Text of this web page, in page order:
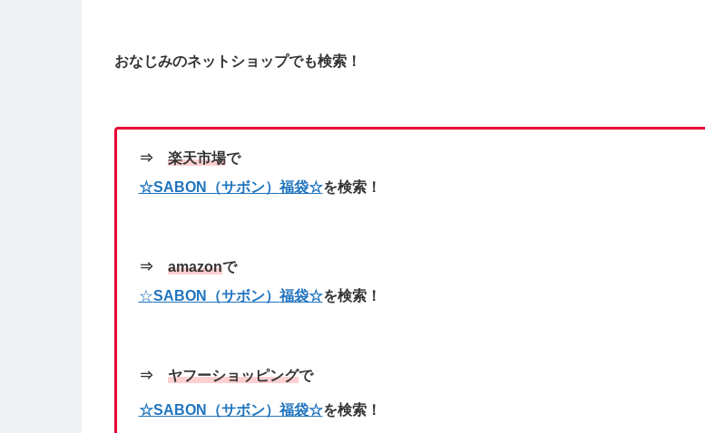
おなじみのネットショップでも検索！
⇒ 楽天市場で
☆SABON（サボン） 福袋☆を検索！
⇒ amazonで
☆SABON（サボン） 福袋☆を検索！
⇒ ヤフーショッピングで
☆SABON（サボン）福袋☆を検索！